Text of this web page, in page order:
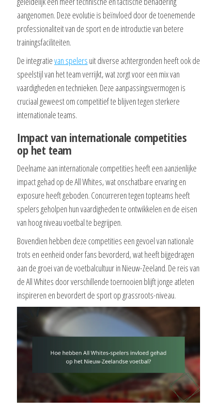
aangenomen. Deze evolutie is beïnvloed door de toenemende
professionaliteit van de sport en de introductie van betere
trainingsfaciliteiten.
De integratievan spelers uit diverse achtergronden heeft ook de
speelstijl van het team verrijkt, wat zorgt voor een mix van
vaardigheden en technieken. Deze aanpassingsvermogen is
cruciaal geweest om competitief te blijven tegen sterkere
internationale teams.
Impact van internationale competities
op het team
Deelname aan internationale competities heeft een aanzienlijke
impact gehad op de All Whites, wat onschatbare ervaring en
exposure heeft geboden. Concurreren tegen topteams heeft
spelers geholpen hun vaardigheden te ontwikkelen en de eisen
van hoog niveau voetbal te begrijpen.
Bovendien hebben deze competities een gevoel van nationale
trots en eenheid onder fans bevorderd, wat heeft bijgedragen
aan de groei van de voetbalcultuur in Nieuw-Zeeland. De reis van
de All Whites door verschillende toernooien blijft jonge atleten
inspireren en bevordert de sport op grassroots-niveau.